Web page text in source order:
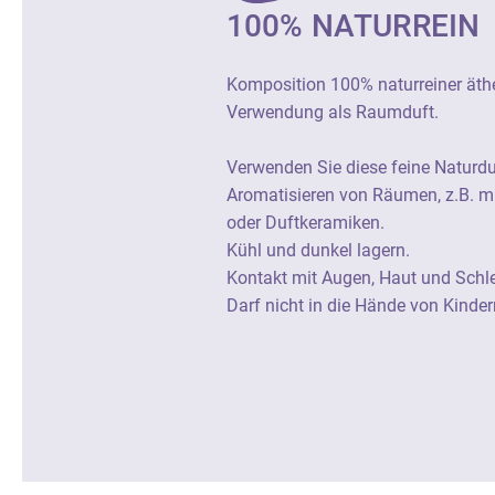
100% NATURREIN
Komposition 100% naturreiner
Verwendung als Raumduft.
Verwenden Sie diese feine
Aromatisieren von Räumen, z.B.
oder Duftkeramiken.
Kühl und dunkel lagern.
Kontakt mit Augen, Haut und
Darf nicht in die Hände von